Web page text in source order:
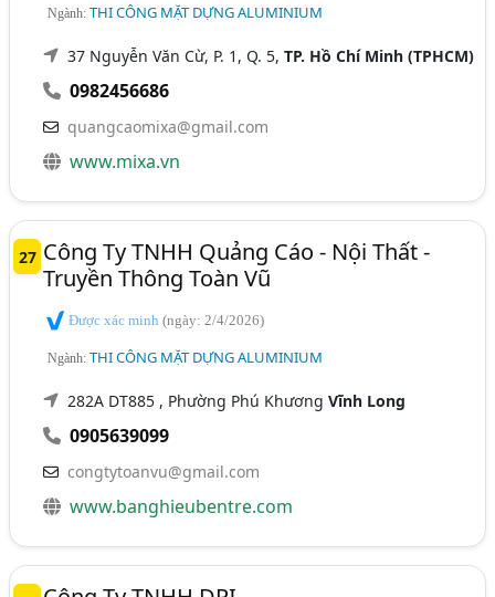
Ngành:THI CÔNG MẶT DỰNG ALUMINIUM
37 Nguyễn Văn Cừ, P. 1, Q. 5,TP. Hồ Chí Minh (TPHCM)
0982456686
quangcaomixa@gmail.com
www.mixa.vn
27 Công Ty TNHH Quảng Cáo - Nội Thất -
Truyền Thông Toàn Vũ
Được xác minh(ngày: 2/4/2026)
Ngành:THI CÔNG MẶT DỰNG ALUMINIUM
282A DT885 , Phường Phú KhươngVĩnh Long
0905639099
congtytoanvu@gmail.com
www.banghieubentre.com